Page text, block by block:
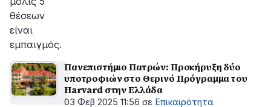
θέσεων
είναι
εμπαιγμός.
Πανεπιστήμιο Πατρών: Προκήρυξη δύο
υποτροφιών στο Θερινό Πρόγραμμα του
Harvard στην Ελλάδα
03 Φεβ 2025 11:56 σε Επικαιρότητα